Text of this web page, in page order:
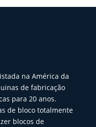
na América da
de fabricação
para 20 anos.
de bloco totalmente
blocos de